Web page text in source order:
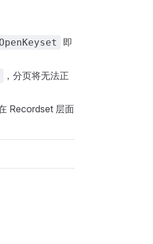
即
，分页将无法正
Recordset 层面